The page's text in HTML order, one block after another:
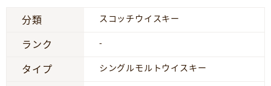
分類 スコッチウイスキー
ランク -
タイプ シングルモルトウイスキー